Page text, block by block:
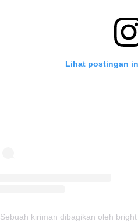
Lihat postingan
Sebuah kiriman dibagikan oleh